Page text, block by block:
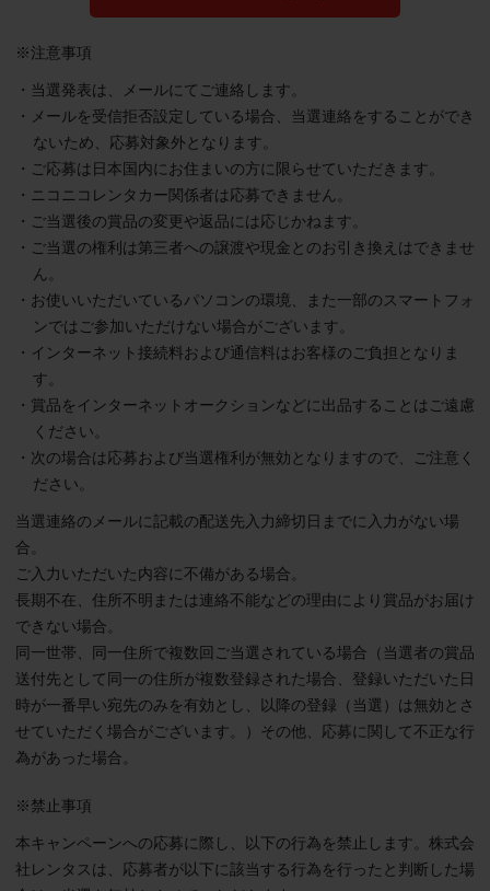
※注意事項
・当選発表は、メールにてご連絡します。
・メールを受信拒否設定している場合、当選連絡をすることができ
ないため、応募対象外となります。
・ご応募は日本国内にお住まいの方に限らせていただきます。
・ニコニコレンタカー関係者は応募できません。
・ご当選後の賞品の変更や返品には応じかねます。
・ご当選の権利は第三者への譲渡や現金とのお引き換えはできませ
ん。
・お使いいただいているパソコンの環境、また一部のスマートフォ
ンではご参加いただけない場合がございます。
・インターネット接続料および通信料はお客様のご負担となりま
す。
・賞品をインターネットオークションなどに出品することはご遠慮
ください。
・次の場合は応募および当選権利が無効となりますので、ご注意く
ださい。
当選連絡のメールに記載の配送先入力締切日までに入力がない場
合。
ご入力いただいた内容に不備がある場合。
長期不在、住所不明または連絡不能などの理由により賞品がお届け
できない場合。
同一世帯、同一住所で複数回ご当選されている場合（当選者の賞品
送付先として同一の住所が複数登録された場合、登録いただいた日
時が一番早い宛先のみを有効とし、以降の登録（当選）は無効とさ
せていただく場合がございます。）その他、応募に関して不正な行
為があった場合。
※禁止事項
本キャンペーンへの応募に際し、以下の行為を禁止します。株式会
社レンタスは、応募者が以下に該当する行為を行ったと判断した場